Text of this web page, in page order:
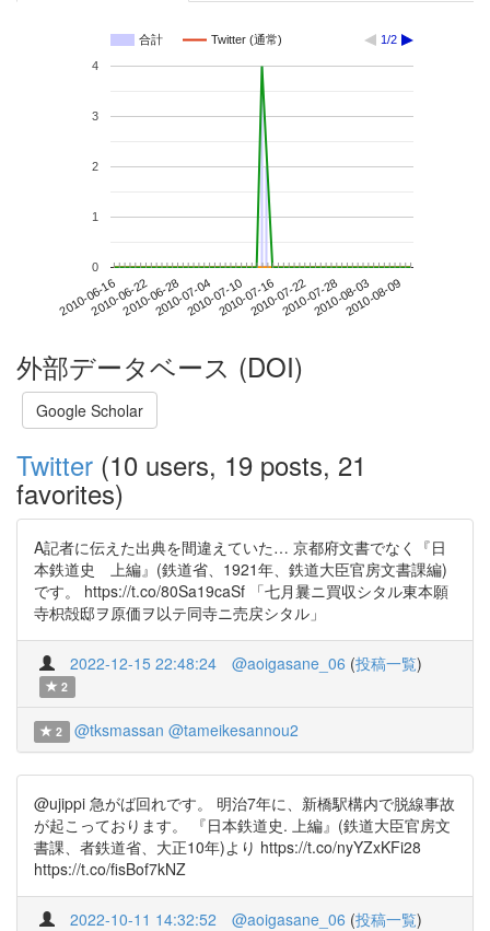
合計 Twitter (通常) 1/2
2010-06-162010-06-222010-06-282010-07-042010-07-102010-07-162010-07-222010-07-282010-08-032010-08-09
0
1
2
3
4
外部データベース (DOI)
Google Scholar
Twitter (10 users, 19 posts, 21
favorites)
A記者に伝えた出典を間違えていた… 京都府文書でなく『日
本鉄道史 上編』(鉄道省、1921年、鉄道大臣官房文書課編)
です。 https://t.co/80Sa19caSf 「七月曩ニ買収シタル東本願
寺枳殻邸ヲ原価ヲ以テ同寺ニ売戻シタル」
2022-12-15 22:48:24 @aoigasane_06 (投稿一覧)
2
2 @tksmassan @tameikesannou2
@ujippi 急がば回れです。 明治7年に、新橋駅構内で脱線事故
が起こっております。 『日本鉄道史. 上編』(鉄道大臣官房文
書課、者鉄道省、大正10年)より https://t.co/nyYZxKFi28
https://t.co/fisBof7kNZ
2022-10-11 14:32:52 @aoigasane_06 (投稿一覧)